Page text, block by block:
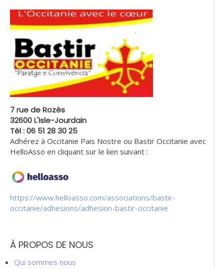
7 rue de Rozès
32600 L'Isle-Jourdain
Tèl : 06 51 28 30 25
Adhérez à Occitanie Pais Nostre ou Bastir Occitanie avec
HelloAsso en cliquant sur le lien suivant :
https://www.helloasso.com/associations/bastir-
occitanie/adhesions/adhesion-bastir-occitanie
À PROPOS DE NOUS
Qui sommes nous